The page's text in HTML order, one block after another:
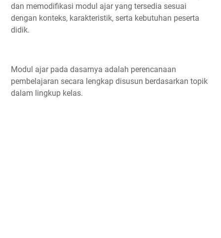
dan memodifikasi modul ajar yang tersedia sesuai
dengan konteks, karakteristik, serta kebutuhan peserta
didik.
Modul ajar pada dasarnya adalah perencanaan
pembelajaran secara lengkap disusun berdasarkan topik
dalam lingkup kelas.